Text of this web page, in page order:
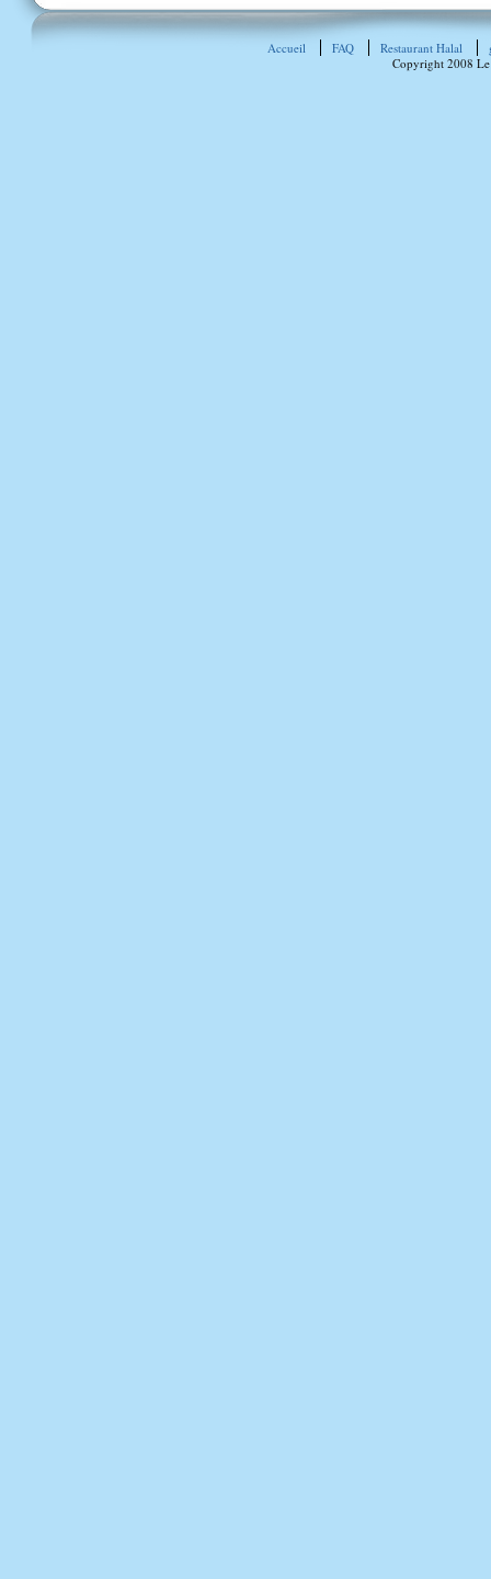
Accueil FAQ Restaurant Halal
Copyright 2008